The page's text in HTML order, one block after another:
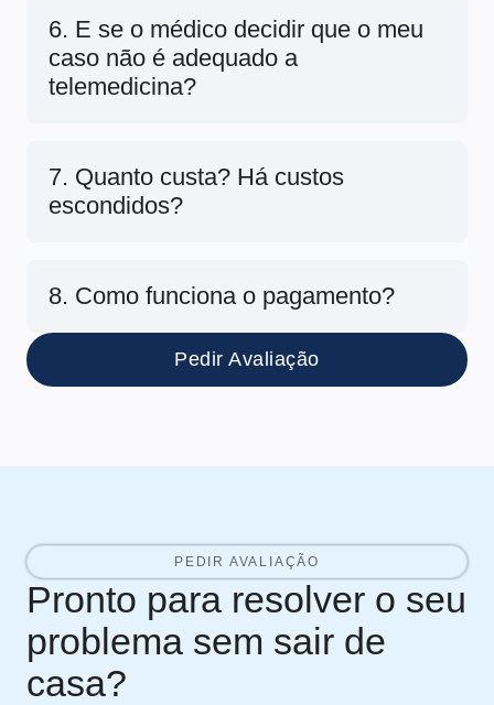
6. E se o médico decidir que o meu
caso não é adequado a
telemedicina?
7. Quanto custa? Há custos
escondidos?
8. Como funciona o pagamento?
Pedir Avaliação
PEDIR AVALIAÇÃO
Pronto para resolver o seu
problema sem sair de
casa?